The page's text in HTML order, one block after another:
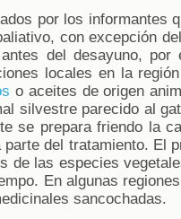
por los informantes
con excepción
del desayuno,
locales en la
o aceites de origen
silvestre parecido al
se prepara friendo la
del tratamiento. El
de las especies
En algunas
sancochadas.